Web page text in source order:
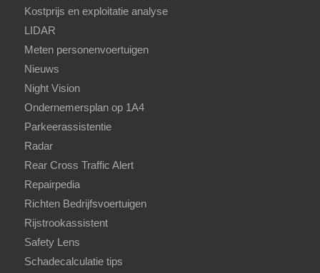
Kostprijs en exploitatie analyse
LIDAR
Meten personenvoertuigen
Nieuws
Night Vision
Ondernemersplan op 1A4
Parkeerassistentie
Radar
Rear Cross Traffic Alert
Repairpedia
Richten Bedrijfsvoertuigen
Rijstrookassistent
Safety Lens
Schadecalculatie tips